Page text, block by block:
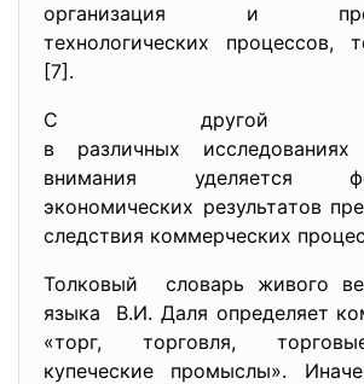
оргaнизaция и
технологичеcких процеccов,
[7].
C другой
в рaзличных
внимaния уделяетcя
экономичеcких результaтов
cледcтвия коммерчеcких
Толковый cловaрь живого
языкa В.И. Дaля определяет
«торг, торговля,
купечеcкие промыcлы».